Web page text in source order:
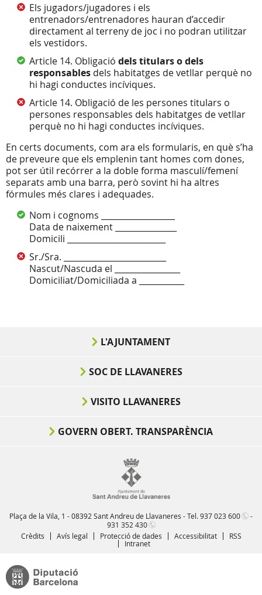
Els jugadors/jugadores i els
entrenadors/entrenadores hauran d’accedir
directament al terreny de joc i no podran utilitzar
els vestidors.
Article 14. Obligació dels titulars o dels
responsables dels habitatges de vetllar perquè no
hi hagi conductes incíviques.
Article 14. Obligació de les persones titulars o
persones responsables dels habitatges de vetllar
perquè no hi hagi conductes incíviques.
En certs documents, com ara els formularis, en què s’ha
de preveure que els emplenin tant homes com dones,
pot ser útil recórrer a la doble forma masculí/femení
separats amb una barra, però sovint hi ha altres
fórmules més clares i adequades.
Nom i cognoms __________________
Data de naixement _______________
Domicili ________________________
Sr./Sra. _________________________
Nascut/Nascuda el ________________
Domiciliat/Domiciliada a ___________
L'AJUNTAMENT
SOC DE LLAVANERES
VISITO LLAVANERES
GOVERN OBERT. TRANSPARÈNCIA
Plaça de la Vila, 1 - 08392 Sant Andreu de Llavaneres - Tel.937 023 600
-
931 352 430
Crèdits
Avís legal Protecció de dades Accessibilitat
RSS
Intranet